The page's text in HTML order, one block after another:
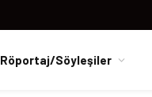
Röportaj/Söyleşiler